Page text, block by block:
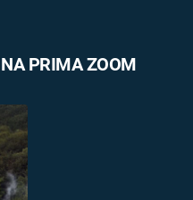
PRIMA ZOOM